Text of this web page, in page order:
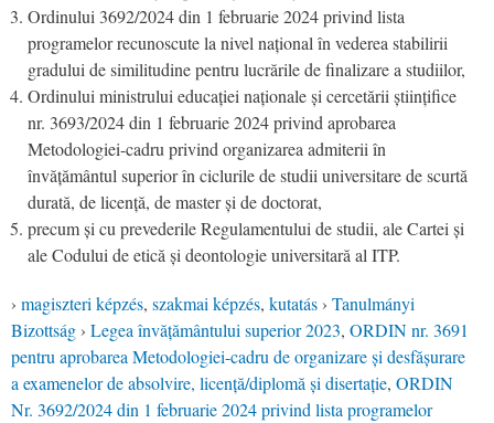
Ordinului 3692/2024 din 1 februarie 2024 privind lista
programelor recunoscute la nivel național în vederea stabilirii
gradului de similitudine pentru lucrările de finalizare a studiilor,
Ordinului ministrului educației naționale și cercetării științifice
nr. 3693/2024 din 1 februarie 2024 privind aprobarea
Metodologiei-cadru privind organizarea admiterii în
învățământul superior în ciclurile de studii universitare de scurtă
durată, de licență, de master și de doctorat,
precum și cu prevederile Regulamentului de studii, ale Cartei și
ale Codului de etică și deontologie universitară al ITP.
› magiszteri képzés, szakmai képzés, kutatás › Tanulmányi
Bizottság › Legea învățământului superior 2023, ORDIN nr. 3691
pentru aprobarea Metodologiei-cadru de organizare și desfășurare
a examenelor de absolvire, licență/diplomă și disertație, ORDIN
Nr. 3692/2024 din 1 februarie 2024 privind lista programelor